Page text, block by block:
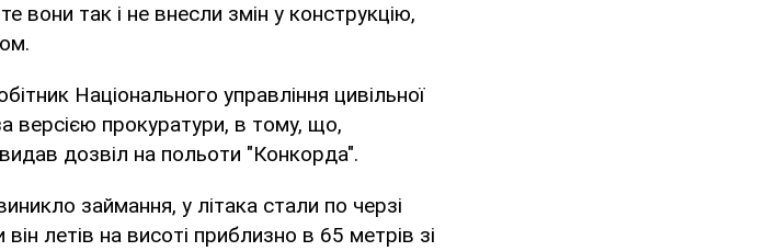
вони так і не внесли змін у конструкцію,
Національного управління цивільної
версією прокуратури, в тому, що,
дозвіл на польоти "Конкорда".
займання, у літака стали по черзі
летів на висоті приблизно в 65 метрів зі